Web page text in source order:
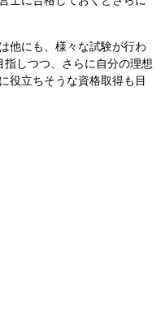
他にも、様々な試験が行わ
しつつ、さらに自分の理想
役立ちそうな資格取得も目